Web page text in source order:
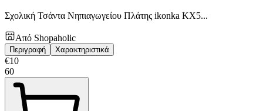
Σχολική Τσάντα Νηπιαγωγείου Πλάτης ikonka KX5...
Από Shopaholic
Περιγραφή Χαρακτηριστικά
€10
60